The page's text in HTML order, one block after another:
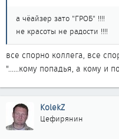
а чёайзер зато "ГРОБ" !!!!
не красоты не радости !!!!
все спорно коллега, все
"......кому попадья, а кому и
KolekZ
Цефирянин